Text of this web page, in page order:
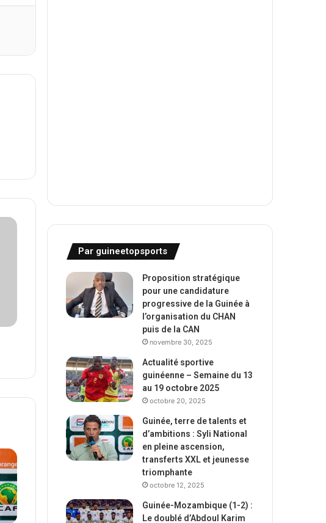
Par guineetopsports
Proposition stratégique
pour une candidature
progressive de la Guinée à
l’organisation du CHAN
puis de la CAN
novembre 30, 2025
Actualité sportive
guinéenne – Semaine du 13
au 19 octobre 2025
octobre 20, 2025
Guinée, terre de talents et
d’ambitions : Syli National
en pleine ascension,
transferts XXL et jeunesse
triomphante
octobre 12, 2025
Guinée-Mozambique (1-2) :
Le doublé d’Abdoul Karim